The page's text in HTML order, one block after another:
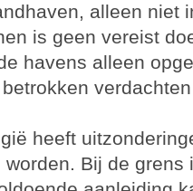
alleen niet
is geen vereist
havens alleen
heeft
Bij de grens